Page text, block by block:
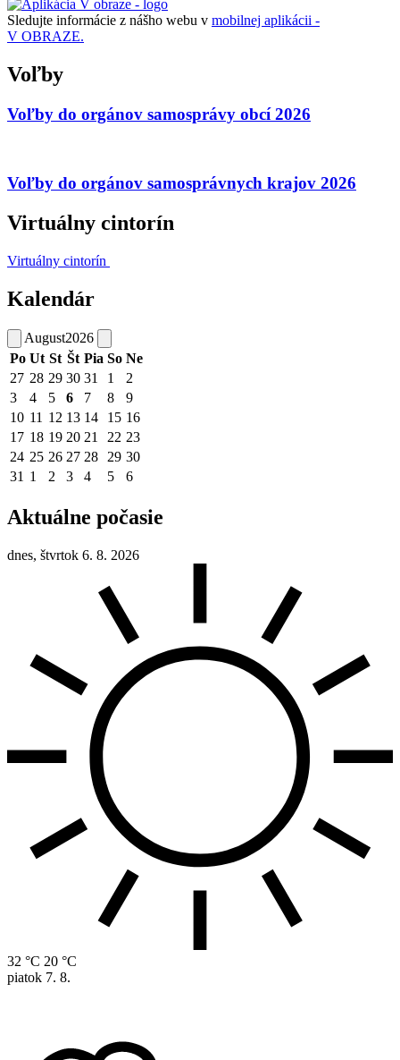
Sledujte informácie z nášho webu v mobilnej aplikácii -
V OBRAZE.
Voľby
Voľby do orgánov samosprávy obcí 2026
Voľby do orgánov samosprávnych krajov 2026
Virtuálny cintorín
Virtuálny cintorín
Kalendár
August2026
Po Ut St Št Pia So Ne
27 28 29 30 31 1
2
3
4 5 6 7 8
9
10 11 12 13 14 15 16
17 18 19 20 21 22 23
24 25 26 27 28 29 30
31 1 2 3 4 5 6
Aktuálne počasie
dnes, štvrtok 6. 8. 2026
32 °C 20 °C
piatok 7. 8.